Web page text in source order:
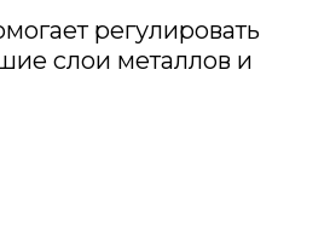
регулировать
слои металлов и